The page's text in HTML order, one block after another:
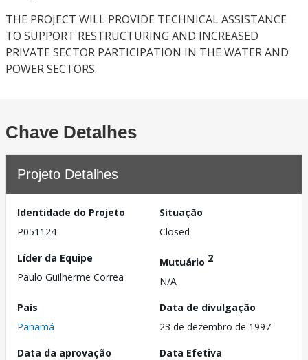
THE PROJECT WILL PROVIDE TECHNICAL ASSISTANCE
TO SUPPORT RESTRUCTURING AND INCREASED
PRIVATE SECTOR PARTICIPATION IN THE WATER AND
POWER SECTORS.
Chave Detalhes
Projeto Detalhes
Identidade do Projeto
P051124
Situação
Closed
Líder da Equipe
Paulo Guilherme Correa
Mutuário 2
N/A
País
Panamá
Data de divulgação
23 de dezembro de 1997
Data da aprovação
Data Efetiva